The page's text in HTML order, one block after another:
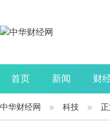
首页 新闻 财
公司 生活 读
中华财经网 科技